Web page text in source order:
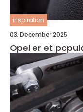
inspiration
03. December 2025
Opel er et